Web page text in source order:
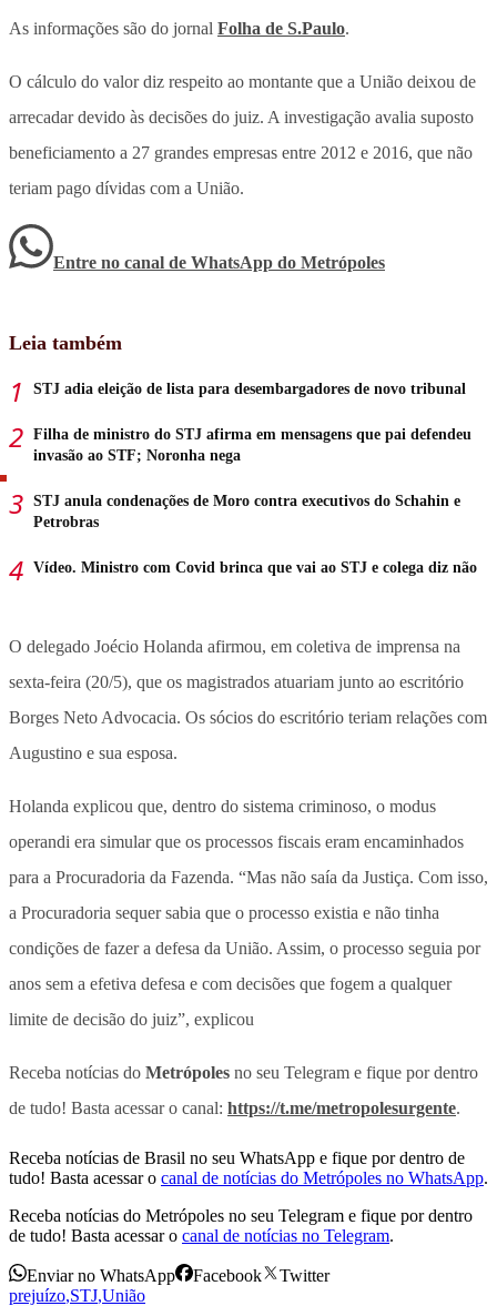
As informações são do jornal Folha de S.Paulo.
O cálculo do valor diz respeito ao montante que a União deixou de
arrecadar devido às decisões do juiz. A investigação avalia suposto
beneficiamento a 27 grandes empresas entre 2012 e 2016, que não
teriam pago dívidas com a União.
Entre no canal de WhatsApp do Metrópoles
Leia também
STJ adia eleição de lista para desembargadores de novo tribunal
Filha de ministro do STJ afirma em mensagens que pai defendeu
invasão ao STF; Noronha nega
STJ anula condenações de Moro contra executivos do Schahin e
Petrobras
Vídeo. Ministro com Covid brinca que vai ao STJ e colega diz não
O delegado Joécio Holanda afirmou, em coletiva de imprensa na
sexta-feira (20/5), que os magistrados atuariam junto ao escritório
Borges Neto Advocacia. Os sócios do escritório teriam relações com
Augustino e sua esposa.
Holanda explicou que, dentro do sistema criminoso, o modus
operandi era simular que os processos fiscais eram encaminhados
para a Procuradoria da Fazenda. “Mas não saía da Justiça. Com isso,
a Procuradoria sequer sabia que o processo existia e não tinha
condições de fazer a defesa da União. Assim, o processo seguia por
anos sem a efetiva defesa e com decisões que fogem a qualquer
limite de decisão do juiz”, explicou
Receba notícias do Metrópoles no seu Telegram e fique por dentro
de tudo! Basta acessar o canal: https://t.me/metropolesurgente.
Receba notícias de Brasil no seu WhatsApp e fique por dentro de
tudo! Basta acessar o canal de notícias do Metrópoles no WhatsApp.
Receba notícias do Metrópoles no seu Telegram e fique por dentro
de tudo! Basta acessar o canal de notícias no Telegram.
Enviar no WhatsApp Facebook
Twitter
prejuízo,STJ,União